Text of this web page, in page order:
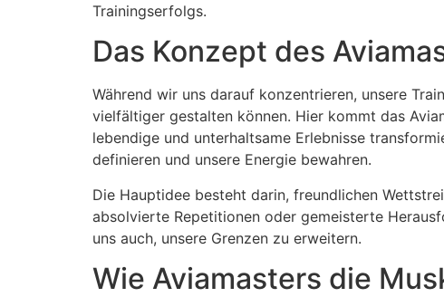
Trainingserfolgs.
Das Konzept des
Während wir uns darauf konzentrieren, unsere
vielfältiger gestalten können. Hier kommt das
lebendige und unterhaltsame Erlebnisse
definieren und unsere Energie bewahren.
Die Hauptidee besteht darin, freundlichen
absolvierte Repetitionen oder gemeisterte
uns auch, unsere Grenzen zu erweitern.
Wie Aviamasters die